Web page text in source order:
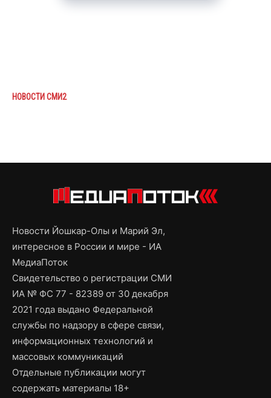
НОВОСТИ СМИ2
Новости Йошкар-Олы и Марий Эл,
интересное в России и мире - ИА
МедиаПоток
Свидетельство о регистрации СМИ
ИА № ФС 77 - 82389 от 30 декабря
2021 года выдано Федеральной
службы по надзору в сфере связи,
информационных технологий и
массовых коммуникаций
Отдельные публикации могут
содержать материалы 18+